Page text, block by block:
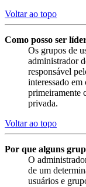
Voltar ao topo
Como posso ser
Os grupos de
administrador
responsável
interessado
primeiramente
privada.
Voltar ao topo
Por que alguns
O
de um
usuários e